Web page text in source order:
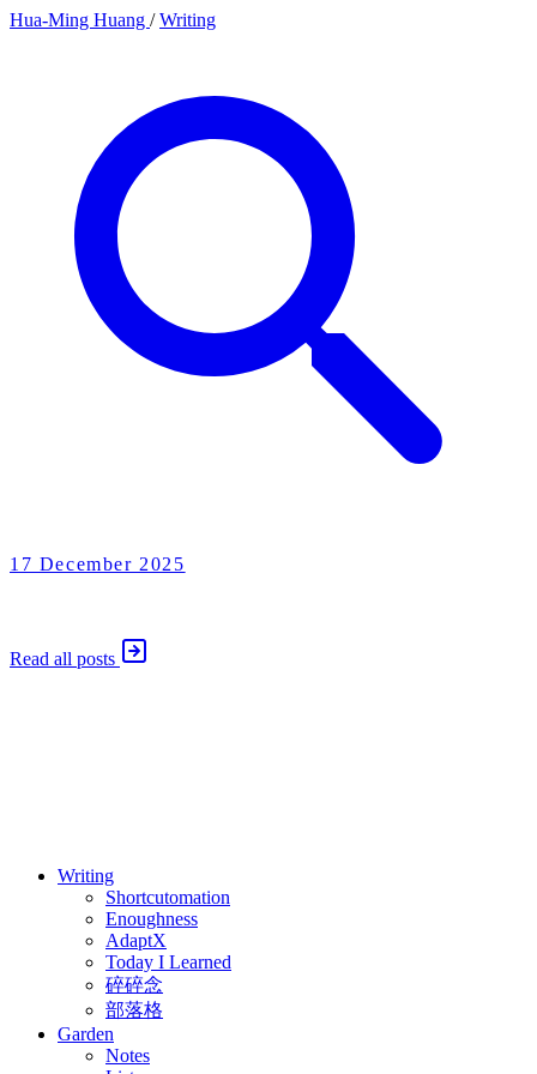
Hua-Ming Huang / Writing
17 December 2025
Read all posts
Writing
Shortcutomation
Enoughness
AdaptX
Today I Learned
碎碎念
部落格
Garden
Notes